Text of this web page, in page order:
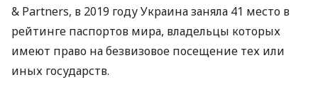
& Partners, в 2019 году Украина заняла 41 место в
рейтинге паспортов мира, владельцы которых
имеют право на безвизовое посещение тех или
иных государств.